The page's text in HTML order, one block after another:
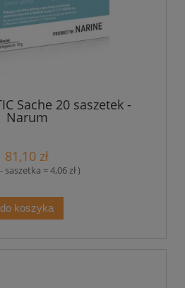
Sache 20 saszetek -
Narum
81,10 zł
saszetka = 4,06 zł )
do koszyka